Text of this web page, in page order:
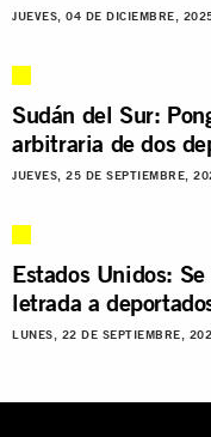
JUEVES, 04 DE DICIEMBRE,
Sudán del Sur:
arbitraria de dos
JUEVES, 25 DE SEPTIEMBRE,
Estados Unidos:
letrada a
LUNES, 22 DE SEPTIEMBRE,